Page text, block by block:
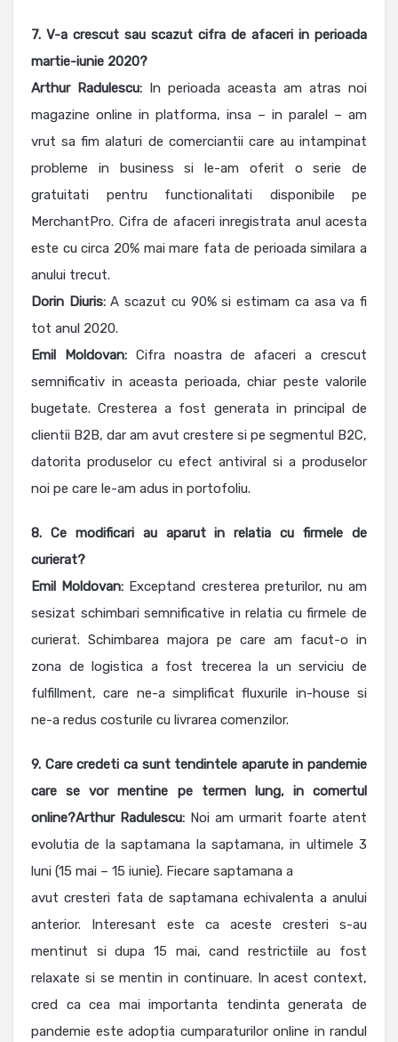
7. V-a crescut sau scazut cifra de afaceri in perioada
martie-iunie 2020?
Arthur Radulescu: In perioada aceasta am atras noi
magazine online in platforma, insa – in paralel – am
vrut sa fim alaturi de comerciantii care au intampinat
probleme in business si le-am oferit o serie de
gratuitati pentru functionalitati disponibile pe
MerchantPro. Cifra de afaceri inregistrata anul acesta
este cu circa 20% mai mare fata de perioada similara a
anului trecut.
Dorin Diuris:A scazut cu 90% si estimam ca asa va fi
tot anul 2020.
Emil Moldovan: Cifra noastra de afaceri a crescut
semnificativ in aceasta perioada, chiar peste valorile
bugetate. Cresterea a fost generata in principal de
clientii B2B, dar am avut crestere si pe segmentul B2C,
datorita produselor cu efect antiviral si a produselor
noi pe care le-am adus in portofoliu.
8. Ce modificari au aparut in relatia cu fir­mele de
curierat?
Emil Moldovan: Exceptand cresterea preturilor, nu am
sesizat schimbari semnificative in relatia cu firmele de
curierat. Schimbarea majora pe care am facut-o in
zona de logistica a fost trecerea la un serviciu de
fulfillment, care ne-a simplificat fluxurile in-house si
ne-a redus costurile cu livrarea comenzilor.
9. Care credeti ca sunt tendintele aparute in pandemie
care se vor mentine pe termen lung, in comertul
online?Arthur Radulescu: Noi am urmarit foarte atent
evolutia de la saptamana la saptamana, in ultimele 3
luni (15 mai – 15 iunie). Fiecare saptamana a
avut cresteri fata de saptamana echivalenta a anului
anterior. Interesant este ca aceste cresteri s-au
mentinut si dupa 15 mai, cand restrictiile au fost
relaxate si se mentin in continuare. In acest context,
cred ca cea mai importanta tendinta generata de
pandemie este adoptia cumparaturilor online in randul